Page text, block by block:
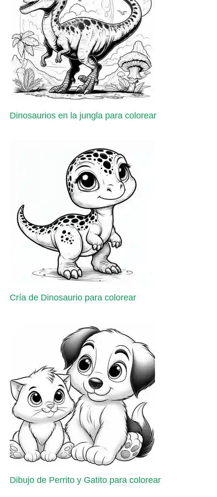
Dinosaurios en la jungla para colorear
Cría de Dinosaurio para colorear
Dibujo de Perrito y Gatito para colorear